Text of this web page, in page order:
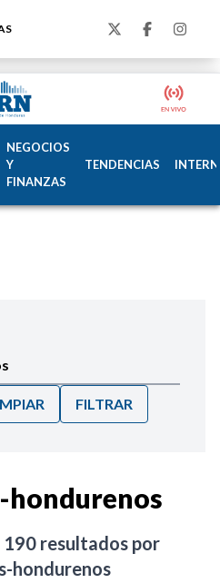
NEGOCIOS
Y
FINANZAS
TENDENCIAS
FILTRAR
hondurenos
190 resultados por
hondurenos